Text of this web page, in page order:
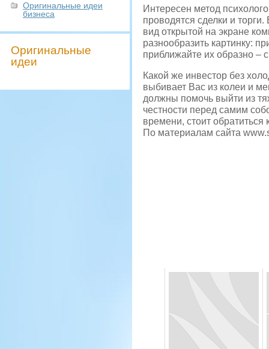
Оригинальные идеи
бизнеса
Оригинальные
идеи
Интересен метод
проводятся сделки и
вид открытой на экране
разнообразить картинку:
приближайте их образно –
Какой же инвестор без
выбивает Вас из колеи и
должны помочь выйти из
честности перед самим
времени, стоит обратиться
По материалам сайта